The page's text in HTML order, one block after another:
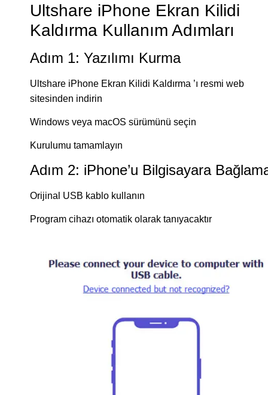
Ultshare iPhone Ekran Kilidi
Kaldırma Kullanım Adımları
Adım 1: Yazılımı Kurma
Ultshare iPhone Ekran Kilidi Kaldırma ’ı resmi web
sitesinden indirin
Windows veya macOS sürümünü seçin
Kurulumu tamamlayın
Adım 2: iPhone’u Bilgisayara
Orijinal USB kablo kullanın
Program cihazı otomatik olarak tanıyacaktır